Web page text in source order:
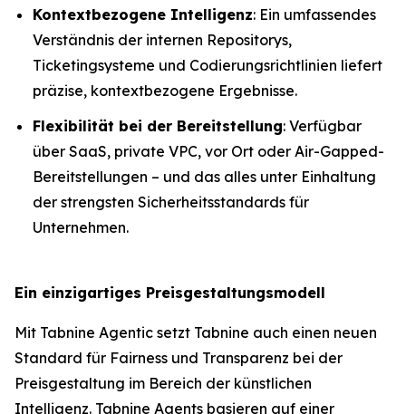
Kontextbezogene Intelligenz: Ein umfassendes
Verständnis der internen Repositorys,
Ticketingsysteme und Codierungsrichtlinien liefert
präzise, kontextbezogene Ergebnisse.
Flexibilität bei der Bereitstellung: Verfügbar
über SaaS, private VPC, vor Ort oder Air-Gapped-
Bereitstellungen – und das alles unter Einhaltung
der strengsten Sicherheitsstandards für
Unternehmen.
Ein einzigartiges Preisgestaltungsmodell
Mit Tabnine Agentic setzt Tabnine auch einen neuen
Standard für Fairness und Transparenz bei der
Preisgestaltung im Bereich der künstlichen
Intelligenz. Tabnine Agents basieren auf einer